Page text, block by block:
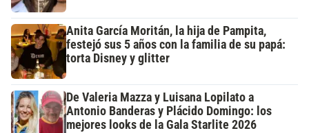
Anita García Moritán, la hija de Pampita,
festejó sus 5 años con la familia de su papá:
torta Disney y glitter
De Valeria Mazza y Luisana Lopilato a
Antonio Banderas y Plácido Domingo: los
mejores looks de la Gala Starlite 2026